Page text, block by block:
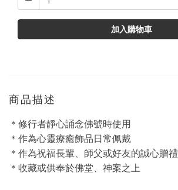
加入購物車
商品描述
＊修行者靜心誦念佛號時使用
＊作為心靈療癒飾品日常佩戴
＊作為祝福長輩、師父或好友的誠心贈禮
＊收藏或供奉於佛堂、神案之上